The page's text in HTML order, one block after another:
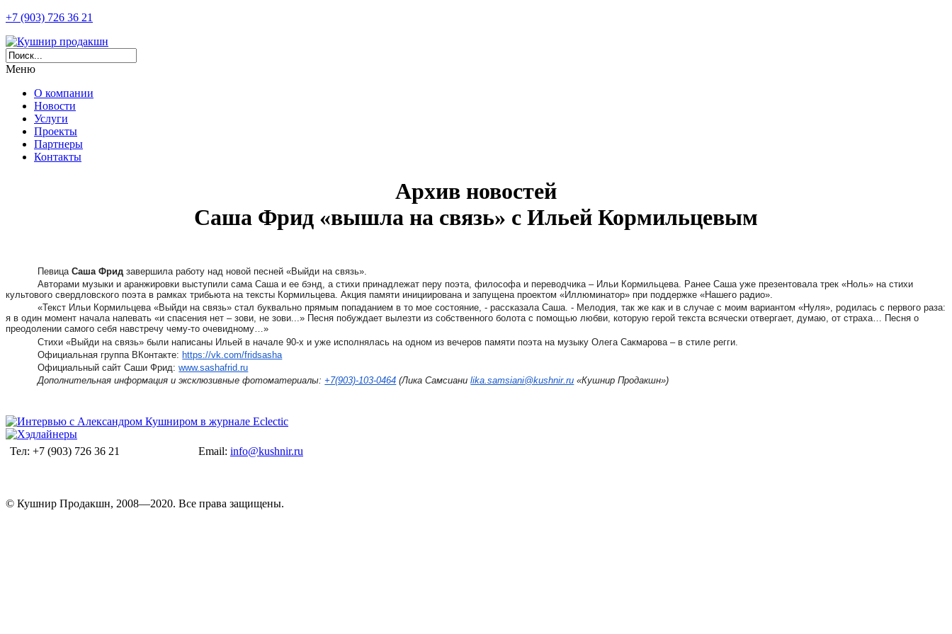
+7 (903) 726 36 21
Меню
О компании
Новости
Услуги
Проекты
Партнеры
Контакты
Архив новостей
Саша Фрид «вышла на связь» с Ильей Кормильцевым
ПевицаСаша Фрид завершила работу над новой песней «Выйди на связь».
Авторами музыки и аранжировки выступили сама Саша и ее бэнд, а стихи принадлежат перу поэта, философа и переводчика – Ильи Кормильцева. Ранее Саша уже презентовала трек «Ноль» на стихи
культового свердловского поэта в рамках трибьюта на тексты Кормильцева. Акция памяти инициирована и запущена проектом «Иллюминатор» при поддержке «Нашего радио».
«Текст Ильи Кормильцева «Выйди на связь» стал буквально прямым попаданием в то мое состояние, - рассказала Саша. - Мелодия, так же как и в случае с моим вариантом «Нуля», родилась с первого раза:
я в один момент начала напевать «и спасения нет – зови, не зови...» Песня побуждает вылезти из собственного болота с помощью любви, которую герой текста всячески отвергает, думаю, от страха… Песня о
преодолении самого себя навстречу чему-то очевидному…»
Стихи «Выйди на связь» были написаны Ильей в начале 90-х и уже исполнялась на одном из вечеров памяти поэта на музыку Олега Сакмарова – в стиле регги.
Официальная группа ВКонтакте: https://vk.com/fridsasha
Официальный сайт Саши Фрид:www.sashafrid.ru
Дополнительная информация и эксклюзивные фотоматериалы:+7(903)-103-0464 (Лика Самсианиlika.samsiani@kushnir.ru «Кушнир Продакшн»)
Тел: +7 (903) 726 36 21 Email: info@kushnir.ru
© Кушнир Продакшн, 2008—2020. Все права защищены.